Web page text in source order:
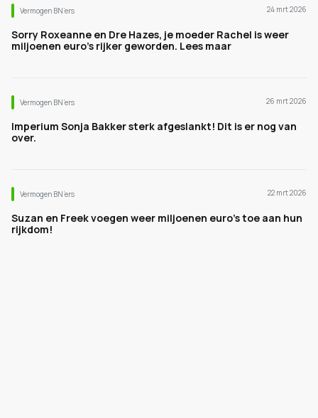
Vermogen BN’ers 24 mrt 2026
Sorry Roxeanne en Dre Hazes, je moeder Rachel is weer
miljoenen euro's rijker geworden. Lees maar
Vermogen BN’ers 26 mrt 2026
Imperium Sonja Bakker sterk afgeslankt! Dit is er nog van
over.
Vermogen BN’ers 22 mrt 2026
Suzan en Freek voegen weer miljoenen euro's toe aan hun
rijkdom!